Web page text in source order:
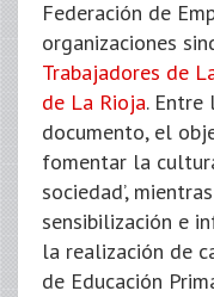
Federación de
organizaciones
Trabajadores de
de La Rioja.
documento, el
fomentar la
sociedad’,
sensibilización e
la realización de
de Educación